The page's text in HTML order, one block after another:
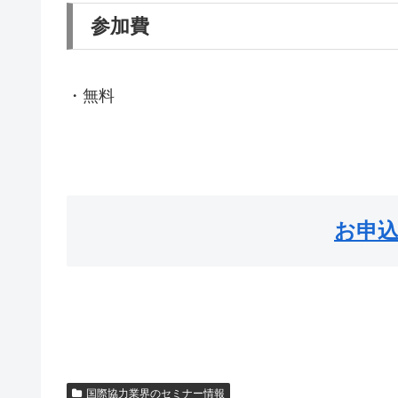
参加費
・無料
お申
国際協力業界のセミナー情報